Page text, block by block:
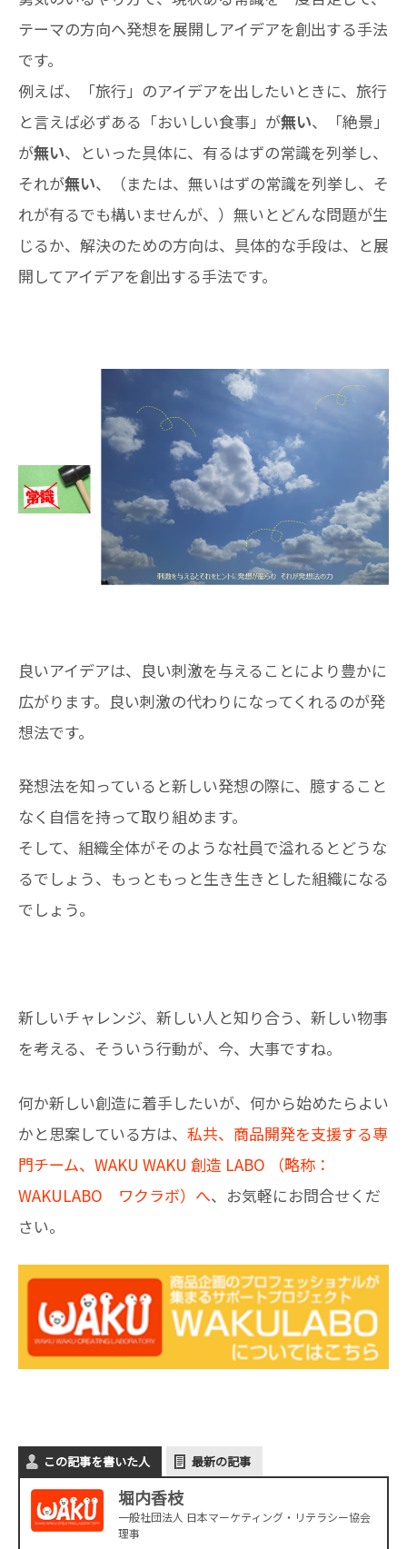
テーマの方向へ発想を展開しアイデアを創出する手法
です。
例えば、「旅行」のアイデアを出したいときに、旅行
と言えば必ずある「おいしい食事」が無い、「絶景」
が無い、といった具体に、有るはずの常識を列挙し、
それが無い、（または、無いはずの常識を列挙し、そ
れが有るでも構いませんが、）無いとどんな問題が生
じるか、解決のための方向は、具体的な手段は、と展
開してアイデアを創出する手法です。
良いアイデアは、良い刺激を与えることにより豊かに
広がります。良い刺激の代わりになってくれるのが発
想法です。
発想法を知っていると新しい発想の際に、臆すること
なく自信を持って取り組めます。
そして、組織全体がそのような社員で溢れるとどうな
るでしょう、もっともっと生き生きとした組織になる
でしょう。
新しいチャレンジ、新しい人と知り合う、新しい物事
を考える、そういう行動が、今、大事ですね。
何か新しい創造に着手したいが、何から始めたらよい
かと思案している方は、 私共、商品開発を支援する専
門チーム、WAKU WAKU 創造 LABO （略称：
WAKULABO ワクラボ）へ、お気軽にお問合せくだ
さい。
この記事を書いた人 最新の記事
堀内香枝
一般社団法人 日本マーケティング・リテラシー協会
理事